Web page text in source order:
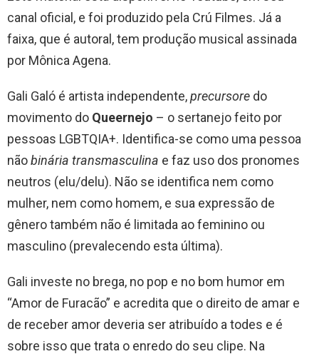
canal oficial, e foi produzido pela Crú Filmes. Já a
faixa, que é autoral, tem produção musical assinada
por Mônica Agena.
Gali Galó é artista independente,precursore do
movimento do Queernejo – o sertanejo feito por
pessoas LGBTQIA+. Identifica-se como uma pessoa
nãobinária transmasculina e faz uso dos pronomes
neutros (elu/delu). Não se identifica nem como
mulher, nem como homem, e sua expressão de
gênero também não é limitada ao feminino ou
masculino (prevalecendo esta última).
Gali investe no brega, no pop e no bom humor em
“Amor de Furacão” e acredita que o direito de amar e
de receber amor deveria ser atribuído a todes e é
sobre isso que trata o enredo do seu clipe. Na